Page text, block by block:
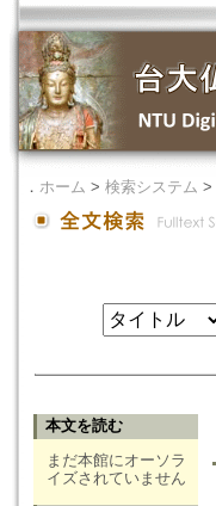
． ホーム > 検索システム >
本文を読む
まだ本館にオーソラ
イズされていません